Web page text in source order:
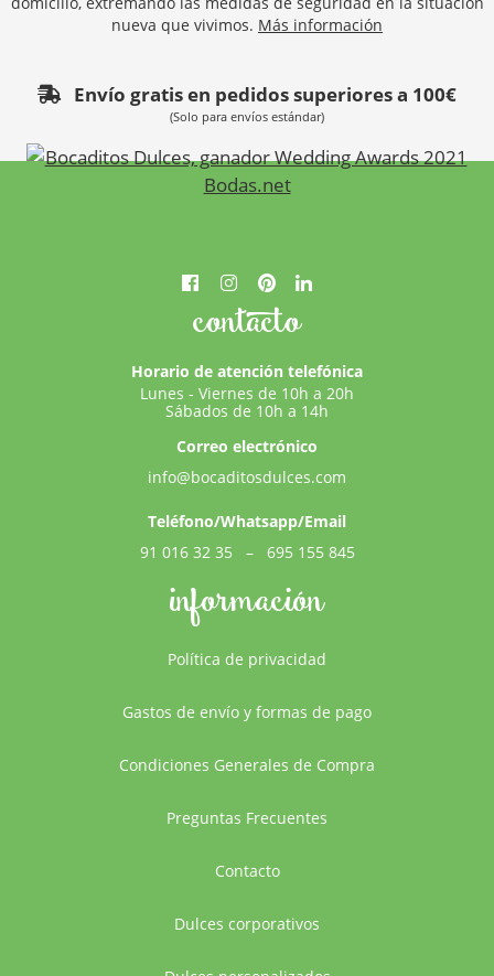
nueva que vivimos. Más información
Envío gratis en pedidos superiores a 100€
(Solo para envíos estándar)
información
Política de privacidad
Gastos de envío y formas de pago
Condiciones Generales de Compra
Preguntas Frecuentes
Contacto
Dulces corporativos
contacto
Horario de atención telefónica
Lunes - Viernes de 10h a 20h
Sábados de 10h a 14h
Correo electrónico
info@bocaditosdulces.com
Teléfono/Whatsapp/Email
91 016 32 35
– 695 155 845